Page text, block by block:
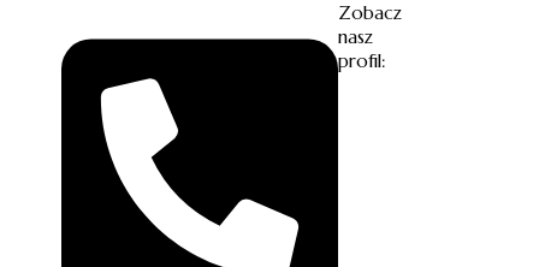
Zobacz
nasz
profil: